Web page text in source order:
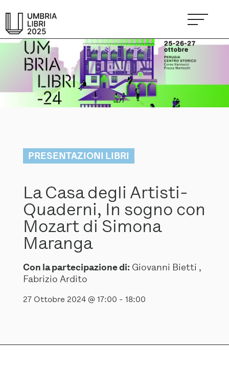
PRESENTAZIONI LIBRI
La Casa degli Artisti-
Quaderni, In sogno con
Mozart di Simona
Maranga
Con la partecipazione di:Giovanni Bietti ,
Fabrizio Ardito
27 Ottobre 2024 @ 17:00 - 18:00